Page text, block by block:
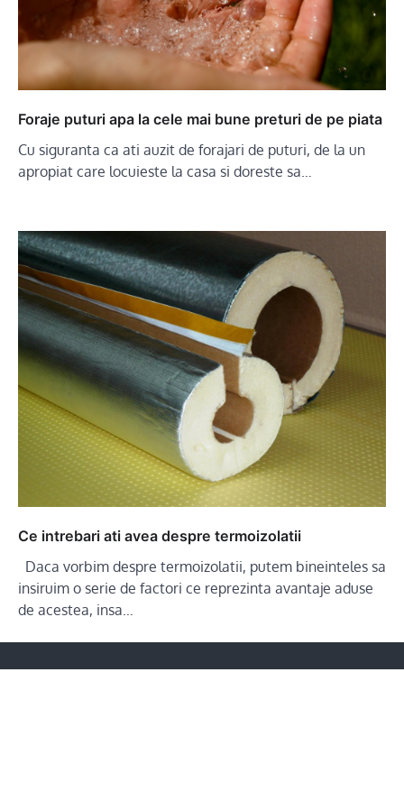
Foraje puturi apa la cele mai bune preturi de pe piata
Cu siguranta ca ati auzit de forajari de puturi, de la un
apropiat care locuieste la casa si doreste sa…
Ce intrebari ati avea despre termoizolatii
Daca vorbim despre termoizolatii, putem bineinteles sa
insiruim o serie de factori ce reprezinta avantaje aduse
de acestea, insa…